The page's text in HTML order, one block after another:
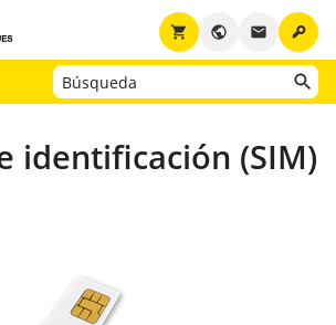
key
email
public
shopping_cart
identificación (SIM)